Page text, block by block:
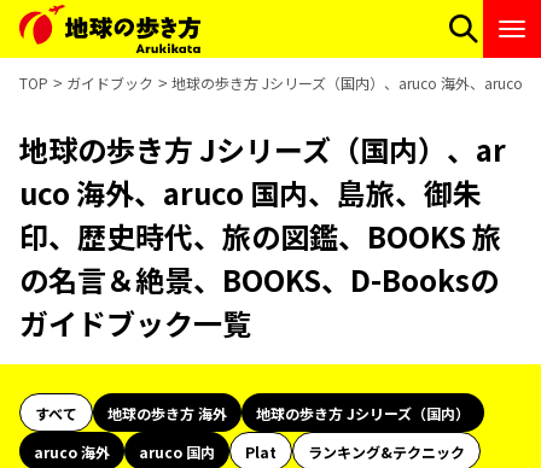
TOP ガイドブック 地球の歩き方 Jシリーズ（国内）、aruco 海外、aruco
地球の歩き方 Jシリーズ（国内）、ar
uco 海外、aruco 国内、島旅、御朱
印、歴史時代、旅の図鑑、BOOKS 旅
の名言＆絶景、BOOKS、D-Booksの
ガイドブック一覧
すべて 地球の歩き方 海外
地球の歩き方 Jシリーズ（国内）
aruco 海外
aruco 国内 Plat
ランキング&テクニック